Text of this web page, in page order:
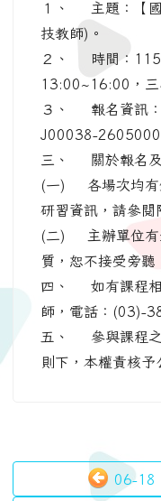
１、 主題：【國
技教師)。
２、 時間：115
13:00~16:00，三
３、 報名資訊：
J00038-
三、 關於報名及
(一) 各場次均有
研習資訊，請參閱
(二) 主辦單位有
質，恕不接受旁聽
四、 如有課程相
師，電話：(03)-
五、 參與課程之
則下，本權責核予
06-18